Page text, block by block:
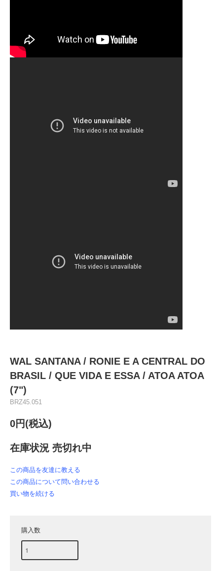
WAL SANTANA / RONIE E A CENTRAL DO
BRASIL / QUE VIDA E ESSA / ATOA ATOA
(7")
BRZ45.051
0円(税込)
在庫状況 売切れ中
この商品を友達に教える
この商品について問い合わせる
買い物を続ける
購入数